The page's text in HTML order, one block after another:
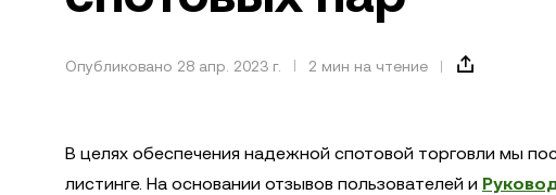
Опубликовано 28 апр. 2023 г. 2 мин на чтение
В целях обеспечения надежной спотовой торговли мы
листинге. На основании отзывов пользователей и